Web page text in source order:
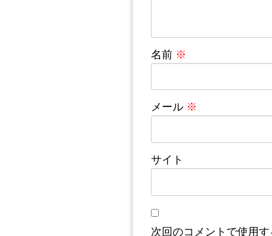
名前 ※
メール ※
サイト
次回のコメントで使用